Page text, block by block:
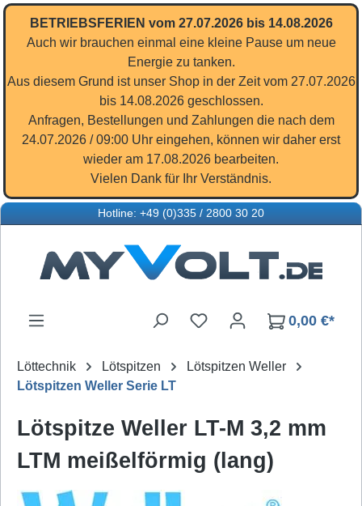
Zum Hauptinhalt springen
BETRIEBSFERIEN vom 27.07.2026 bis 14.08.2026
Auch wir brauchen einmal eine kleine Pause um neue
Energie zu tanken.
Aus diesem Grund ist unser Shop in der Zeit vom 27.07.2026
bis 14.08.2026 geschlossen.
Anfragen, Bestellungen und Zahlungen die nach dem
24.07.2026 / 09:00 Uhr eingehen, können wir daher erst
wieder am 17.08.2026 bearbeiten.
Vielen Dank für Ihr Verständnis.
Hotline: +49 (0)335 / 2800 30 20
Du hast 0 Produkte auf
0,00 €*
Löttechnik Lötspitzen
Lötspitzen Weller
Lötspitzen Weller Serie LT
Lötspitze Weller LT-M 3,2 mm
LTM meißelförmig (lang)